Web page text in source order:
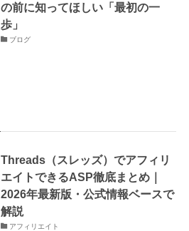
の前に知ってほしい「最初の一
歩」
ブログ
Threads（スレッズ）でアフィリ
エイトできるASP徹底まとめ｜
2026年最新版・公式情報ベースで
解説
アフィリエイト